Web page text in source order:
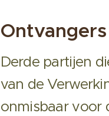
Derde partijen
van de
onmisbaar voor